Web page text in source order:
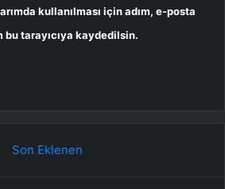
kullanılması için adım, e-posta
tarayıcıya kaydedilsin.
Son Eklenen